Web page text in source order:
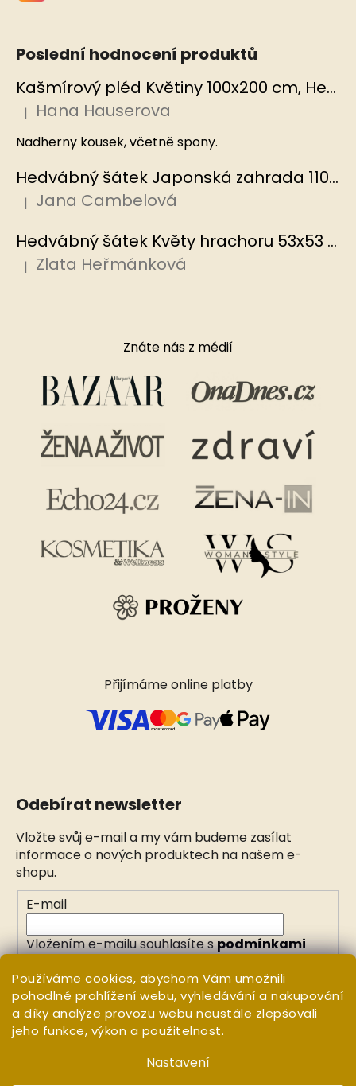
Používáme cookies, abychom Vám umožnili
pohodlné prohlížení webu, vyhledávání a nakupování
a díky analýze provozu webu neustále zlepšovali
jeho funkce, výkon a použitelnost.
Nastavení
Poslední hodnocení produktů
Kašmírový pléd Květiny 100x200 cm, Hedvábný svět
Hodnocení produktu je 5 z 5 hvězdiček.
| Hana Hauserova
Nadherny kousek, včetně spony.
Hedvábný šátek Japonská zahrada 110x110 cm v dárkovém balení, HEDVÁBNÝ SVĚT
Hodnocení produktu je 5 z 5 hvězdiček.
| Jana Cambelová
Hedvábný šátek Květy hrachoru 53x53 cm v dárkovém balení, HEDVÁBNÝ SVĚT
Hodnocení produktu je 5 z 5 hvězdiček.
| Zlata Heřmánková
Znáte nás z médií
Přijímáme online platby
Odebírat newsletter
Vložte svůj e-mail a my vám budeme zasílat
informace o nových produktech na našem e-
shopu.
E-mail
Vložením e-mailu souhlasíte spodmínkami
PŘIHLÁSIT SE